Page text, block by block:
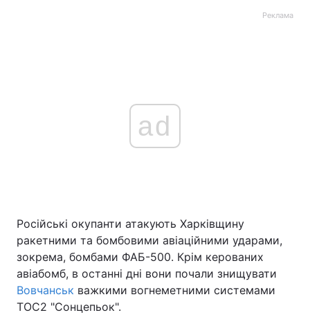
Реклама
ad
Російські окупанти атакують Харківщину
ракетними та бомбовими авіаційними ударами,
зокрема, бомбами ФАБ-500. Крім керованих
авіабомб, в останні дні вони почали знищувати
Вовчанськ важкими вогнеметними системами
ТОС2 "Сонцепьок".